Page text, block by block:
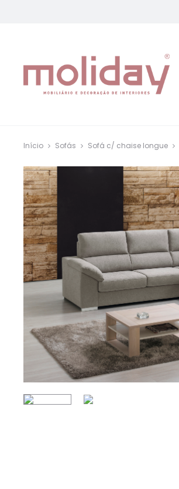
Início Sofás Sofá c/ chaise longue